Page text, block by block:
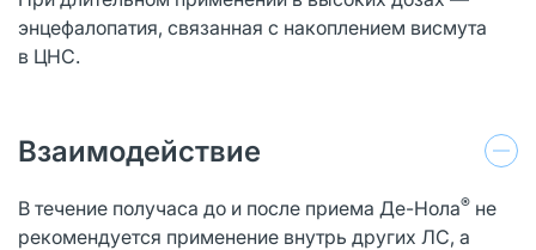
энцефалопатия, связанная с накоплением висмута
в ЦНС.
Взаимодействие
В течение получаса до и после приема Де-Нола® не
рекомендуется применение внутрь других ЛС, а